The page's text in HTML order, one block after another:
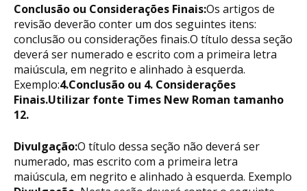
Conclusão ou Considerações Finais:Os artigos de
revisão deverão conter um dos seguintes itens:
conclusão ou considerações finais.O título dessa seção
deverá ser numerado e escrito com a primeira letra
maiúscula, em negrito e alinhado à esquerda.
Exemplo:4.Conclusão ou 4. Considerações
Finais.Utilizar fonte Times New Roman tamanho
12.
Divulgação:O título dessa seção não deverá ser
numerado, mas escrito com a primeira letra
maiúscula, em negrito e alinhado à esquerda. Exemplo